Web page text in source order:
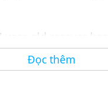
Đọc thêm
old rescuer has
of thousands of
the vegan diet.